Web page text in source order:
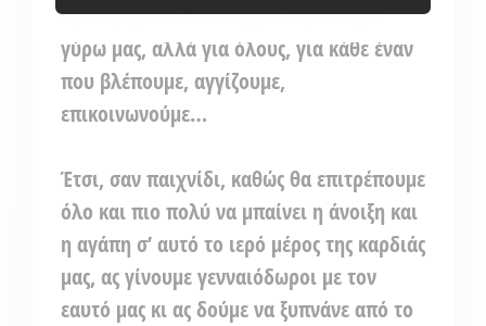
αγάπη όχι επιλεκτική για λίγα άτομα
γύρω μας, αλλά για όλους, για κάθε έναν
που βλέπουμε, αγγίζουμε,
επικοινωνούμε…
Έτσι, σαν παιχνίδι, καθώς θα επιτρέπουμε
όλο και πιο πολύ να μπαίνει η άνοιξη και
η αγάπη σ’ αυτό το ιερό μέρος της καρδιάς
μας, ας γίνουμε γενναιόδωροι με τον
εαυτό μας κι ας δούμε να ξυπνάνε από το